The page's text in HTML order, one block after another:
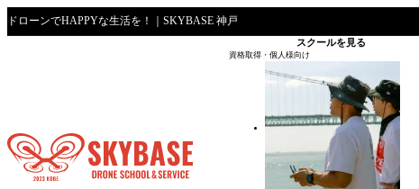
ドローンでHAPPYな生活を！｜SKYBASE 神戸
スクールを見る
資格取得・個人様向け